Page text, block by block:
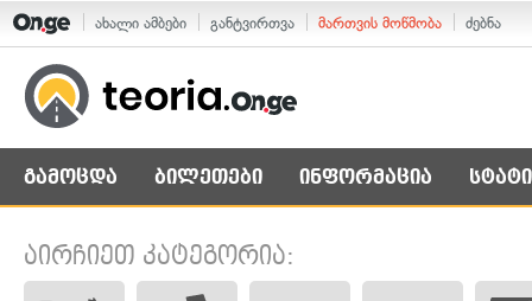
ახალი ამბები განტვირთვა მართვის მოწმობა ძებნა
გამოცდა ბილეთები ინფორმაცია
აირჩიეთ კატეგორია: